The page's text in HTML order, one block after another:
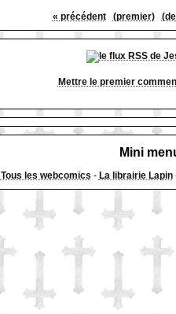
« précédent (premier)
Mettre le premier
Mini
Tous les webcomics - La librairie Lapin